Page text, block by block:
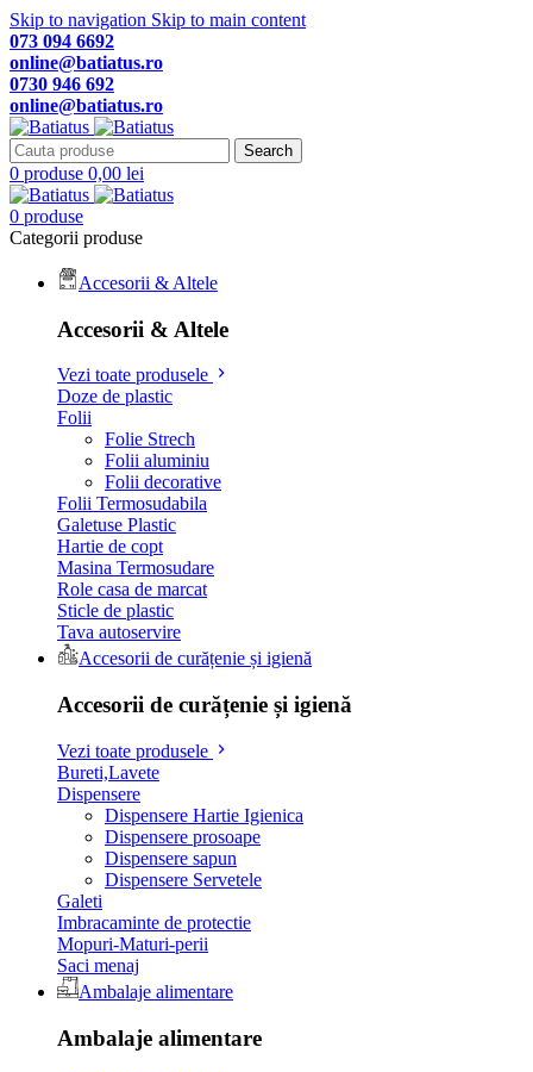
Skip to navigation Skip to main content
073 094 6692
online@batiatus.ro
0730 946 692
online@batiatus.ro
Search
0 produse 0,00 lei
0 produse
Categorii produse
Accesorii & Altele
Accesorii & Altele
Vezi toate produsele
Doze de plastic
Folii
Folie Strech
Folii aluminiu
Folii decorative
Folii Termosudabila
Galetuse Plastic
Hartie de copt
Masina Termosudare
Role casa de marcat
Sticle de plastic
Tava autoservire
Accesorii de curățenie și igienă
Accesorii de curățenie și igienă
Vezi toate produsele
Bureti,Lavete
Dispensere
Dispensere Hartie Igienica
Dispensere prosoape
Dispensere sapun
Dispensere Servetele
Galeti
Imbracaminte de protectie
Mopuri-Maturi-perii
Saci menaj
Ambalaje alimentare
Ambalaje alimentare